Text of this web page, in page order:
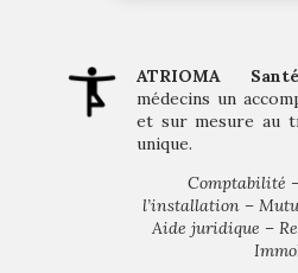
ATRIOMA Santé
médecins un
et sur mesure au
unique.
Comptabilité
l’installation –
Aide juridique –